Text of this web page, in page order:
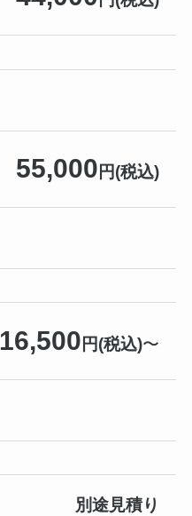
55,000 円(税込)
16,500 円(税込)〜
別途見積り